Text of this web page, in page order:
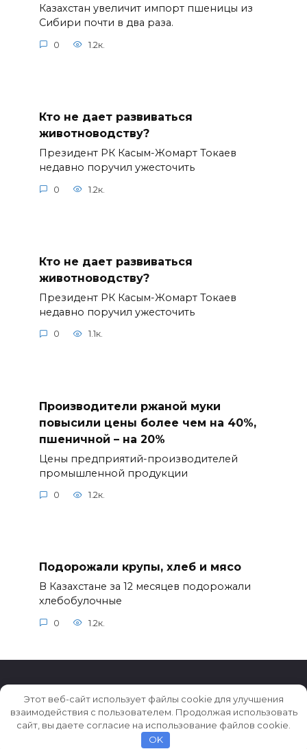
Казахстан увеличит импорт пшеницы из
Сибири почти в два раза.
0 1.2к.
Кто не дает развиваться
животноводству?
Президент РК Касым-Жомарт Токаев
недавно поручил ужесточить
0 1.2к.
Кто не дает развиваться
животноводству?
Президент РК Касым-Жомарт Токаев
недавно поручил ужесточить
0 1.1к.
Производители ржаной муки
повысили цены более чем на 40%,
пшеничной – на 20%
Цены предприятий-производителей
промышленной продукции
0 1.2к.
Подорожали крупы, хлеб и мясо
В Казахстане за 12 месяцев подорожали
хлебобулочные
0 1.2к.
© 2026 Истории ★ Новости ★ Факты ★ Очерки
Этот веб-сайт использует файлы cookie для улучшения
взаимодействия с пользователем. Продолжая использовать
сайт, вы даете согласие на использование файлов cookie.
OK